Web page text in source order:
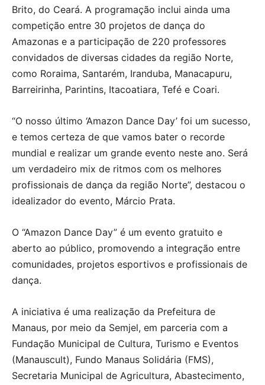
Brito, do Ceará. A programação inclui ainda uma
competição entre 30 projetos de dança do
Amazonas e a participação de 220 professores
convidados de diversas cidades da região Norte,
como Roraima, Santarém, Iranduba, Manacapuru,
Barreirinha, Parintins, Itacoatiara, Tefé e Coari.
“O nosso último ‘Amazon Dance Day’ foi um sucesso,
e temos certeza de que vamos bater o recorde
mundial e realizar um grande evento neste ano. Será
um verdadeiro mix de ritmos com os melhores
profissionais de dança da região Norte”, destacou o
idealizador do evento, Márcio Prata.
O “Amazon Dance Day” é um evento gratuito e
aberto ao público, promovendo a integração entre
comunidades, projetos esportivos e profissionais de
dança.
A iniciativa é uma realização da Prefeitura de
Manaus, por meio da Semjel, em parceria com a
Fundação Municipal de Cultura, Turismo e Eventos
(Manauscult), Fundo Manaus Solidária (FMS),
Secretaria Municipal de Agricultura, Abastecimento,